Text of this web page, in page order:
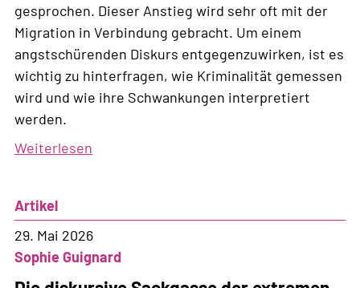
gesprochen. Dieser Anstieg wird sehr oft mit der
Migration in Verbindung gebracht. Um einem
angstschürenden Diskurs entgegenzuwirken, ist es
wichtig zu hinterfragen, wie Kriminalität gemessen
wird und wie ihre Schwankungen interpretiert
werden.
Weiterlesen
immer
gefährlicher?
Artikel
29. Mai 2026
Sophie Guignard